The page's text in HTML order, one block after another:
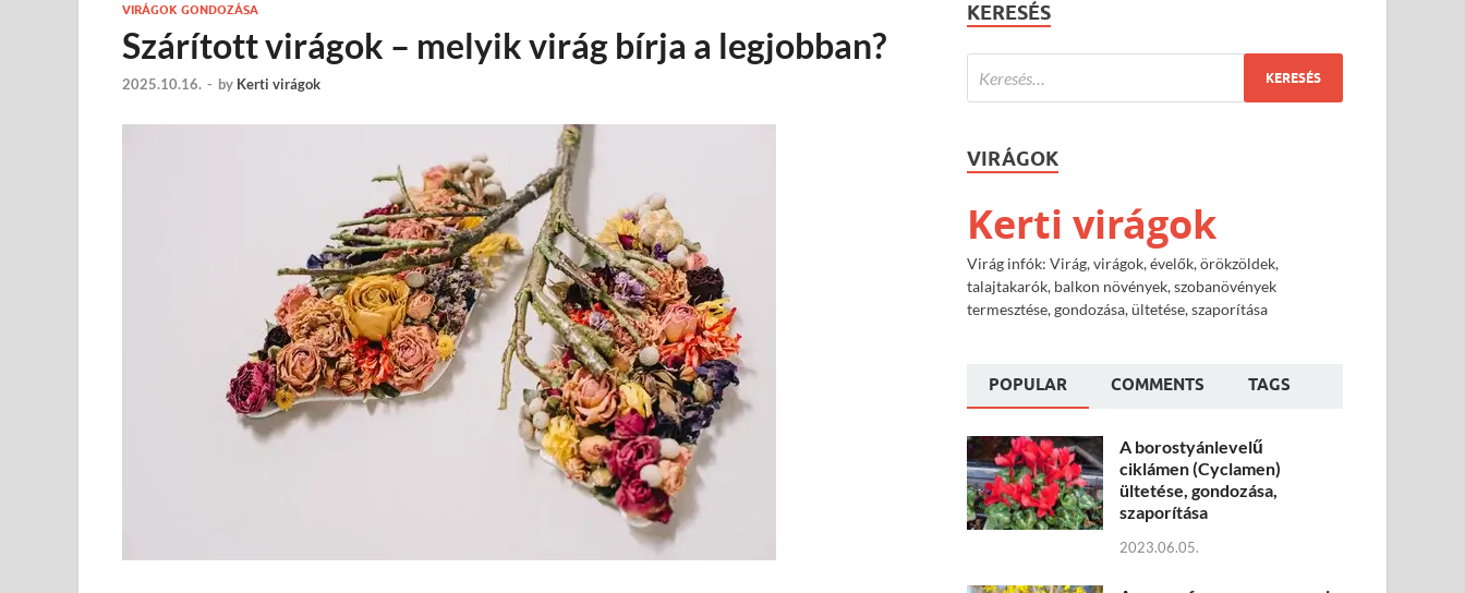
VIRÁGOK GONDOZÁSA
Szárított virágok – melyik virág bírja a legjobban?
2025.10.16. - by Kerti virágok
KERESÉS
VIRÁGOK
Kerti virágok
Virág infók: Virág, virágok, évelők, örökzöldek,
talajtakarók, balkon növények, szobanövények
termesztése, gondozása, ültetése, szaporítása
POPULAR COMMENTS TAGS
A borostyánlevelű
ciklámen (Cyclamen)
ültetése, gondozása,
szaporítása
2023.06.05.